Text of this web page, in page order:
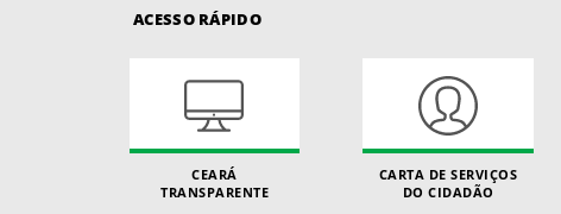
ACESSO RÁPIDO
CEARÁ
TRANSPARENTE
CARTA DE SERVIÇOS
DO CIDADÃO